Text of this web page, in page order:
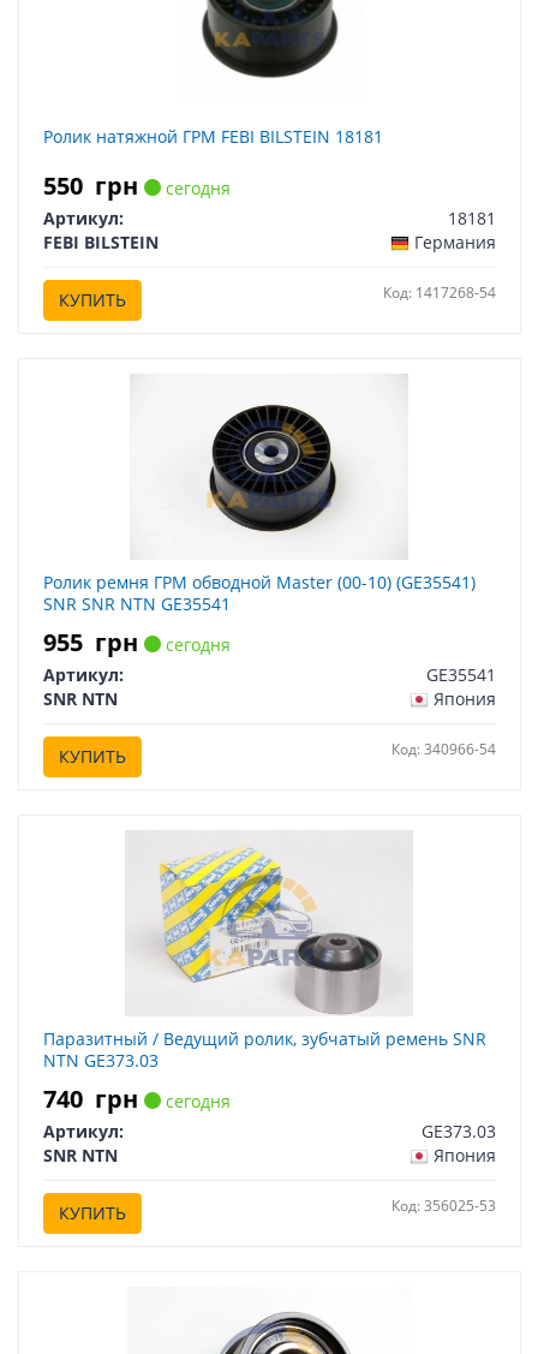
Ролик натяжной ГРМ FEBI BILSTEIN 18181
550 грн
сегодня
Артикул:
18181
FEBI BILSTEIN
Германия
КУПИТЬ Код: 1417268-54
Ролик ремня ГРМ обводной Master (00-10) (GE35541)
SNR SNR NTN GE35541
955 грн
сегодня
Артикул:
GE35541
SNR NTN
Япония
КУПИТЬ Код: 340966-54
Паразитный / Ведущий ролик, зубчатый ремень SNR
NTN GE373.03
740 грн
сегодня
Артикул:
GE373.03
SNR NTN
Япония
КУПИТЬ Код: 356025-53